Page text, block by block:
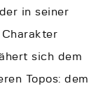
in seiner
sich dem
Topos: dem